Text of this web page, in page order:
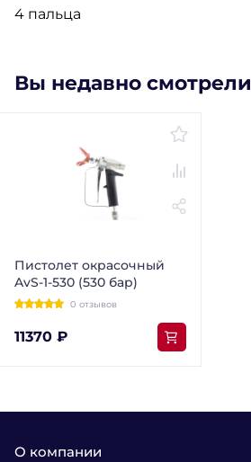
4 пальца
Вы недавно смотрели
Пистолет окрасочный
AvS-1-530 (530 бар)
0 отзывов
11370 ₽
О компании